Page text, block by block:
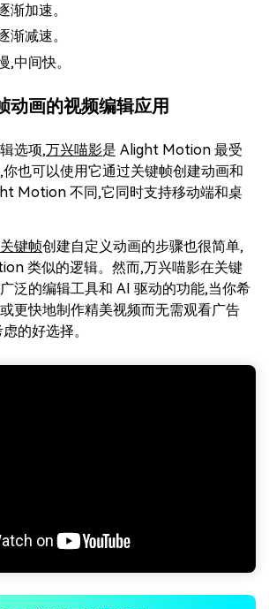
渐加速。
渐减速。
,中间快。
动画的视频编辑应用
选项,万兴喵影是 Alight Motion 最受
也可以使用它通过关键帧创建动画和
Motion 不同,它同时支持移动端和桌
键帧创建自定义动画的步骤也很简单,
类似的逻辑。然而,万兴喵影在关键
泛的编辑工具和 AI 驱动的功能,当你希
更快地制作精美视频而无需观看广告
的好选择。